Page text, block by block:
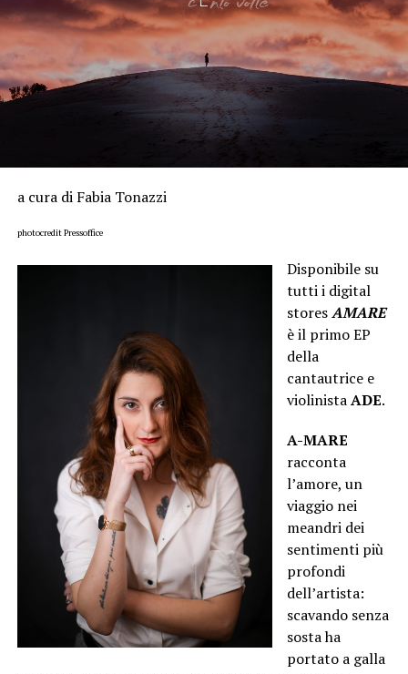
a cura di Fabia Tonazzi
photocredit Pressoffice
Disponibile su
tutti i digital
storesAMARE
è il primo EP
della
cantautrice e
violinistaADE.
A-MARE
racconta
l’amore, un
viaggio nei
meandri dei
sentimenti più
profondi
dell’artista:
scavando senza
sosta ha
portato a galla